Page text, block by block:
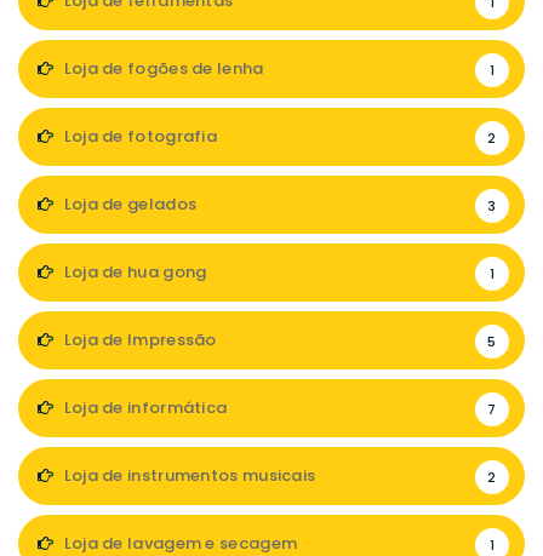
Loja de fogões de lenha 1
Loja de fotografia 2
Loja de gelados 3
Loja de hua gong 1
Loja de Impressão 5
Loja de informática 7
Loja de instrumentos musicais 2
Loja de lavagem e secagem 1